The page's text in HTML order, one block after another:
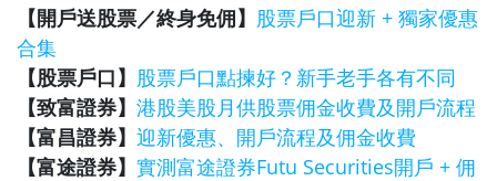
【開戶送股票／終身免佣】 股票戶口迎新 + 獨家優惠
合集
【股票戶口】 股票戶口點揀好？新手老手各有不同
【致富證券】 港股美股月供股票佣金收費及開戶流程
【富昌證券】 迎新優惠、開戶流程及佣金收費
【富途證券】 實測富途證券Futu Securities開戶 + 佣